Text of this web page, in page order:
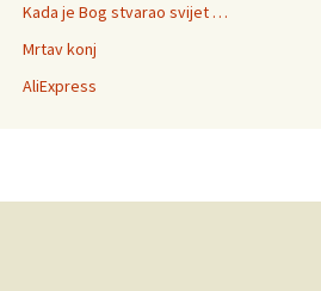
Kada je Bog stvarao svijet …
Mrtav konj
AliExpress